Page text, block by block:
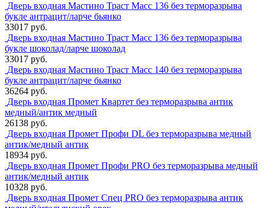
Дверь входная Мастино Траст Масс 136 без терморазрыва
букле антрацит/ларче бьянко
33017 руб.
Дверь входная Мастино Траст Масс 136 без терморазрыва
букле шоколад/ларче шоколад
33017 руб.
Дверь входная Мастино Траст Масс 140 без терморазрыва
букле антрацит/ларче бьянко
36264 руб.
Дверь входная Промет Квартет без терморазрыва антик
медный/антик медный
26138 руб.
Дверь входная Промет Профи DL без терморазрыва медный
антик/медный антик
18934 руб.
Дверь входная Промет Профи PRO без терморазрыва медный
антик/медный антик
10328 руб.
Дверь входная Промет Спец PRO без терморазрыва антик